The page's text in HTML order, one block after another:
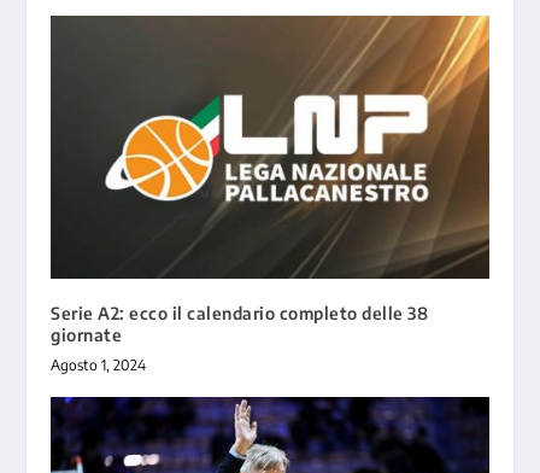
Serie A2: ecco il calendario completo delle 38
giornate
Agosto 1, 2024